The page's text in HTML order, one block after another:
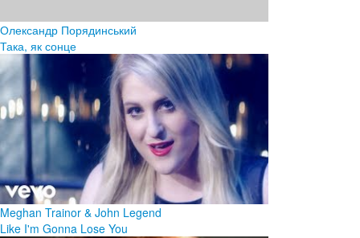
Олександр Порядинський
Така, як сонце
Meghan Trainor & John Legend
Like I'm Gonna Lose You